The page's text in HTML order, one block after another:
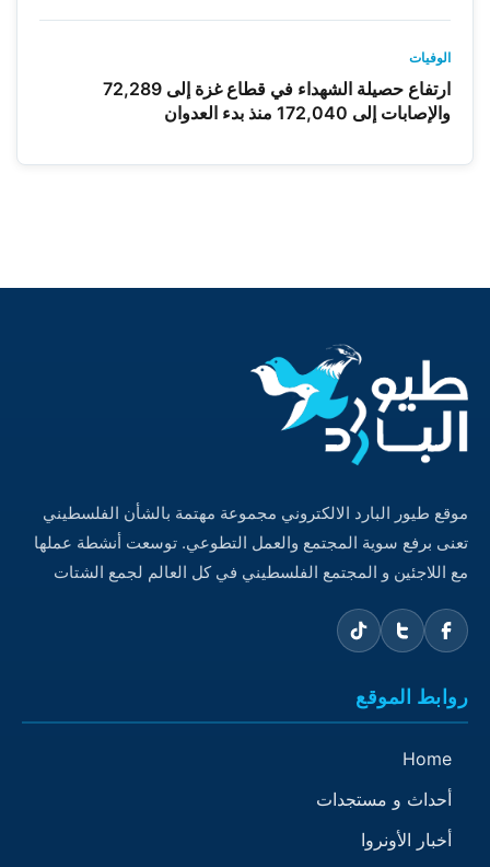
الوفيات
ارتفاع حصيلة الشهداء في قطاع غزة إلى 72,289
والإصابات إلى 172,040 منذ بدء العدوان
موقع طيور البارد الالكتروني مجموعة مهتمة بالشأن الفلسطيني
تعنى برفع سوية المجتمع والعمل التطوعي. توسعت أنشطة عملها
مع اللاجئين و المجتمع الفلسطيني في كل العالم لجمع الشتات
روابط الموقع
Home
أحداث و مستجدات
أخبار الأونروا